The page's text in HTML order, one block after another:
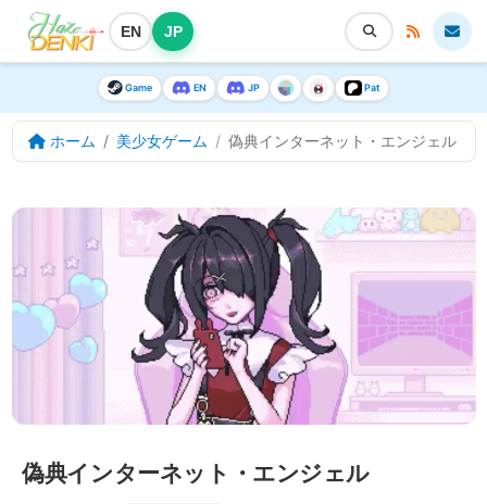
EN JP
Game EN JP Pat
ホーム 美少女ゲーム 偽典インターネット・エンジェル
偽典インターネット・エンジェル